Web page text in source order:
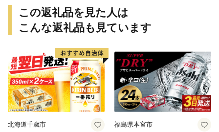
この返礼品を見た人は
こんな返礼品も見ています
北海道千歳市 福島県本宮市